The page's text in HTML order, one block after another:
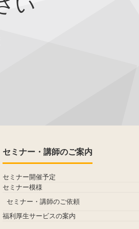
い
セミナー・講師のご案内
セミナー開催予定
セミナー模様
セミナー・講師のご依頼
福利厚生サービスの案内